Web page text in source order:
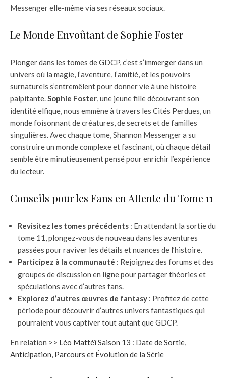
Messenger elle-même via ses réseaux sociaux.
Le Monde Envoûtant de Sophie Foster
Plonger dans les tomes de GDCP, c’est s’immerger dans un
univers où la magie, l’aventure, l’amitié, et les pouvoirs
surnaturels s’entremêlent pour donner vie à une histoire
palpitante.Sophie Foster, une jeune fille découvrant son
identité elfique, nous emmène à travers les Cités Perdues, un
monde foisonnant de créatures, de secrets et de familles
singulières. Avec chaque tome, Shannon Messenger a su
construire un monde complexe et fascinant, où chaque détail
semble être minutieusement pensé pour enrichir l’expérience
du lecteur.
Conseils pour les Fans en Attente du Tome 11
Revisitez les tomes précédents : En attendant la sortie du
tome 11, plongez-vous de nouveau dans les aventures
passées pour raviver les détails et nuances de l’histoire.
Participez à la communauté : Rejoignez des forums et des
groupes de discussion en ligne pour partager théories et
spéculations avec d’autres fans.
Explorez d’autres œuvres de fantasy : Profitez de cette
période pour découvrir d’autres univers fantastiques qui
pourraient vous captiver tout autant que GDCP.
En relation >> Léo Mattéï Saison 13 : Date de Sortie,
Anticipation, Parcours et Évolution de la Série